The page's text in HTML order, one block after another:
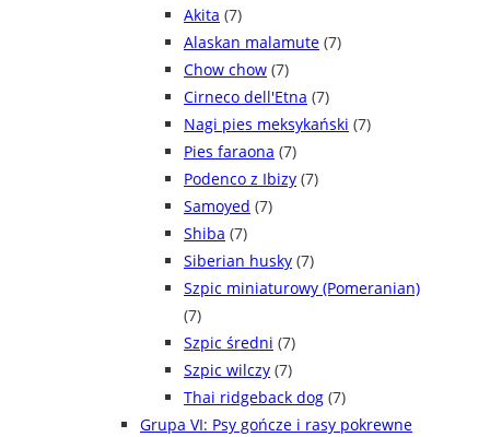
Akita (7)
Alaskan malamute (7)
Chow chow (7)
Cirneco dell'Etna (7)
Nagi pies meksykański (7)
Pies faraona (7)
Podenco z Ibizy (7)
Samoyed (7)
Shiba (7)
Siberian husky (7)
Szpic miniaturowy (Pomeranian)
(7)
Szpic średni (7)
Szpic wilczy (7)
Thai ridgeback dog (7)
Grupa VI: Psy gończe i rasy pokrewne